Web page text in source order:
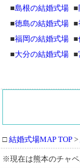
■島根の結婚式場 ■
■徳島の結婚式場 ■
■福岡の結婚式場 ■
■大分の結婚式場 ■
□ 結婚式場MAP TOP >
※現在は熊本のチャペ